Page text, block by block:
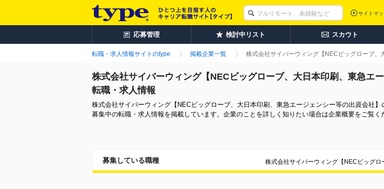
サイトマ
応募管理 検討中リスト スカウト
転職・求人情報サイトのtype 掲載企業一覧 株式会社サイバーウィング【NECビッグローブ
株式会社サイバーウィング【NECビッグローブ、大日本印刷、東急エ
転職・求人情報
株式会社サイバーウィング【NECビッグローブ、大日本印刷、東急エージェンシー等の出資会社
募集中の転職・求人情報を掲載しています。企業のことを詳しく知りたい場合は企業概要をご覧く
募集している職種 株式会社サイバーウィング【NECビッグロ